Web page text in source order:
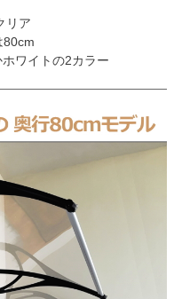
リア
80cm
ワイトの2カラー